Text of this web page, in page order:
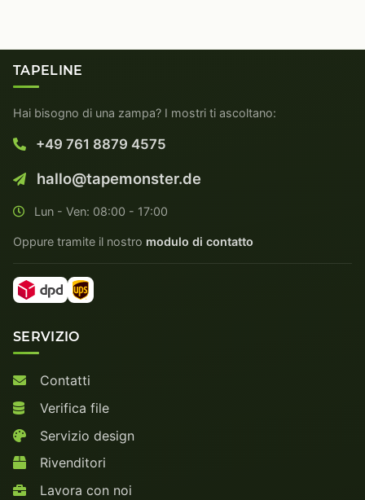
TAPELINE
Hai bisogno di una zampa? I mostri ti ascoltano:
+49 761 8879 4575
hallo@tapemonster.de
Lun - Ven: 08:00 - 17:00
Oppure tramite il nostro modulo di contatto
SERVIZIO
Contatti
Verifica file
Servizio design
Rivenditori
Lavora con noi